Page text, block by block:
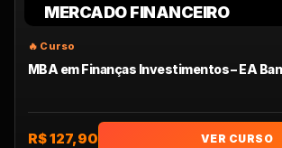
MERCADO FINANCEIRO
MBA em Finanças Investimentos – EA
R$ 127,90 VER CURSO